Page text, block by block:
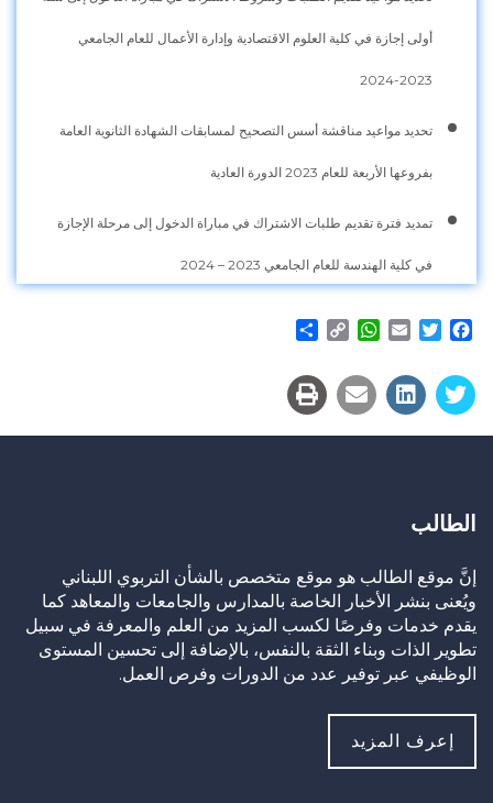
أولى إجازة في كلية العلوم الاقتصادية وإدارة الأعمال للعام الجامعي
2023-2024
تحديد مواعيد مناقشة أسس التصحيح لمسابقات الشهادة الثانوية العامة
بفروعها الأربعة للعام 2023 الدورة العادية
تمديد فترة تقديم طلبات الاشتراك في مباراة الدخول إلى مرحلة الإجازة
في كلية الهندسة للعام الجامعي 2023 – 2024
Facebook
Twitter
Email
WhatsApp
Copy
الطالب
إنَّ موقع الطالب هو موقع متخصص بالشأن التربوي اللبناني
ويُعنى بنشر الأخبار الخاصة بالمدارس والجامعات والمعاهد كما
يقدم خدمات وفرصًا لكسب المزيد من العلم والمعرفة في سبيل
تطوير الذات وبناء الثقة بالنفس، بالإضافة إلى تحسين المستوى
الوظيفي عبر توفير عدد من الدورات وفرص العمل.
إعرف المزيد